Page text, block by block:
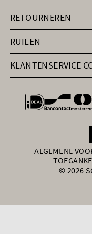
RETOURNEREN
RUILEN
KLANTENSERVICE
ALGEMENE
© 2026